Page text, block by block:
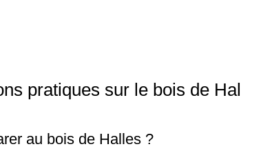
pratiques sur le bois de Hal
au bois de Halles ?